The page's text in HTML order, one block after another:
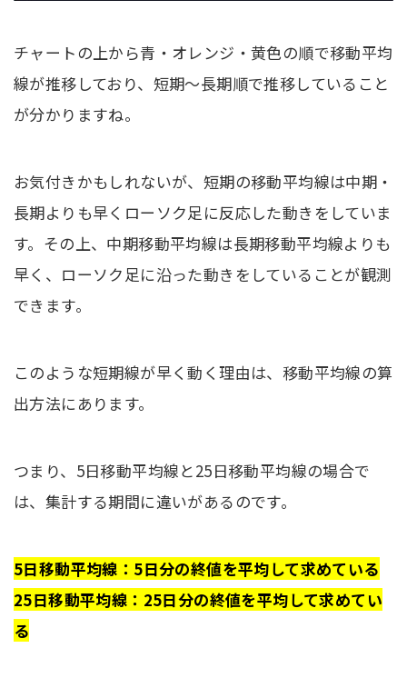
チャートの上から青・オレンジ・黄色の順で移動平均
線が推移しており、短期〜長期順で推移していること
が分かりますね。
お気付きかもしれないが、短期の移動平均線は中期・
長期よりも早くローソク足に反応した動きをしていま
す。その上、中期移動平均線は長期移動平均線よりも
早く、ローソク足に沿った動きをしていることが観測
できます。
このような短期線が早く動く理由は、移動平均線の算
出方法にあります。
つまり、5日移動平均線と25日移動平均線の場合で
は、集計する期間に違いがあるのです。
5日移動平均線：5日分の終値を平均して求めている
25日移動平均線：25日分の終値を平均して求めてい
る